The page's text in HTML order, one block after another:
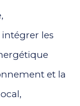
intégrer les
et la